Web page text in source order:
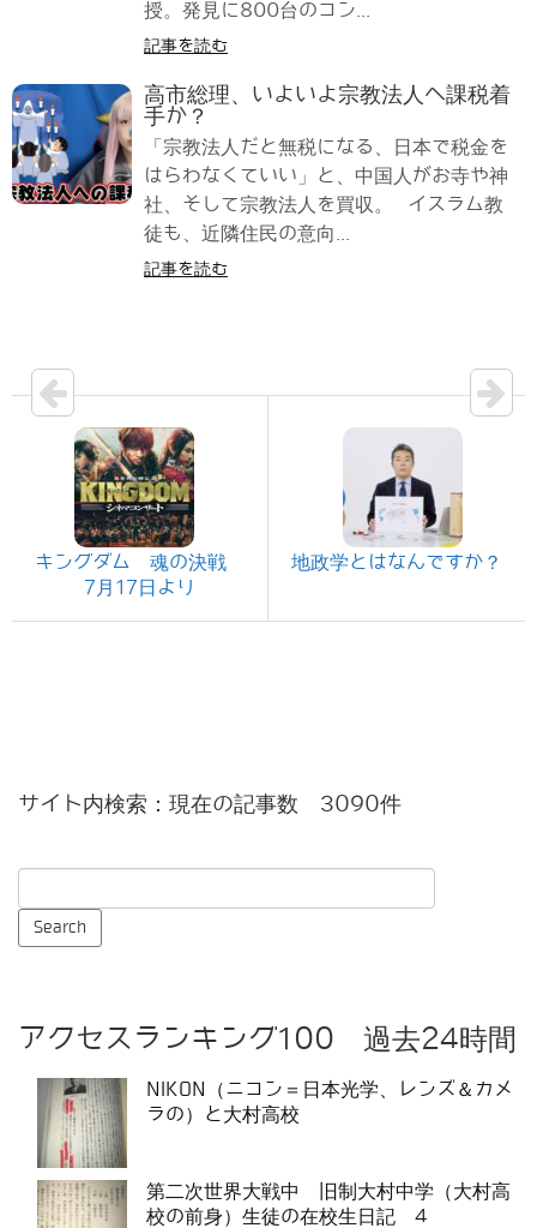
授。発見に800台のコン...
記事を読む
高市総理、いよいよ宗教法人へ課税着
手か？
「宗教法人だと無税になる、日本で税金を
はらわなくていい」と、中国人がお寺や神
社、そして宗教法人を買収。 イスラム教
徒も、近隣住民の意向...
記事を読む
キングダム 魂の決戦
7月17日より
地政学とはなんですか？
サイト内検索：現在の記事数 3090件
アクセスランキング100 過去24時間
NIKON（ニコン＝日本光学、レンズ＆カメ
ラの）と大村高校
第二次世界大戦中 旧制大村中学（大村高
校の前身）生徒の在校生日記 4